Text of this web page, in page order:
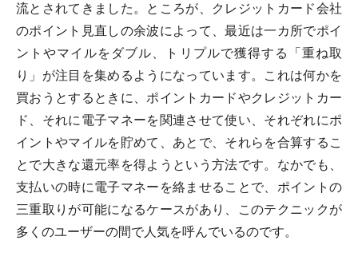
流とされてきました。ところが、クレジットカード会社
のポイント見直しの余波によって、最近は一カ所でポイ
ントやマイルをダブル、トリプルで獲得する「重ね取
り」が注目を集めるようになっています。これは何かを
買おうとするときに、ポイントカードやクレジットカー
ド、それに電子マネーを関連させて使い、それぞれにポ
イントやマイルを貯めて、あとで、それらを合算するこ
とで大きな還元率を得ようという方法です。なかでも、
支払いの時に電子マネーを絡ませることで、ポイントの
三重取りが可能になるケースがあり、このテクニックが
多くのユーザーの間で人気を呼んでいるのです。